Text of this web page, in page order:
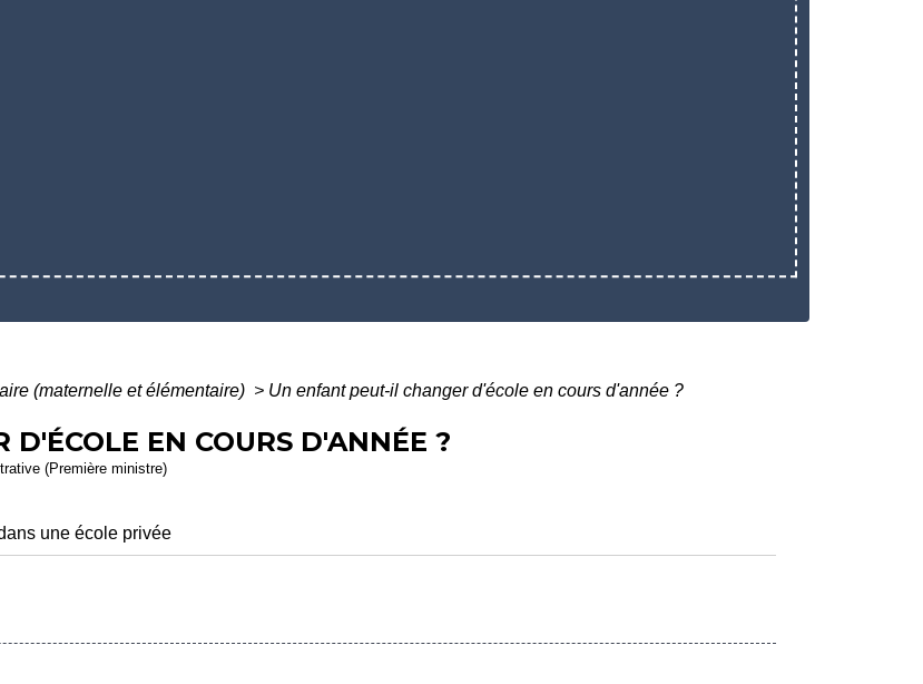
(maternelle et élémentaire) > Un enfant peut-il changer d'école en cours d'année ?
EN COURS D'ANNÉE ?
(Première ministre)
une école privée